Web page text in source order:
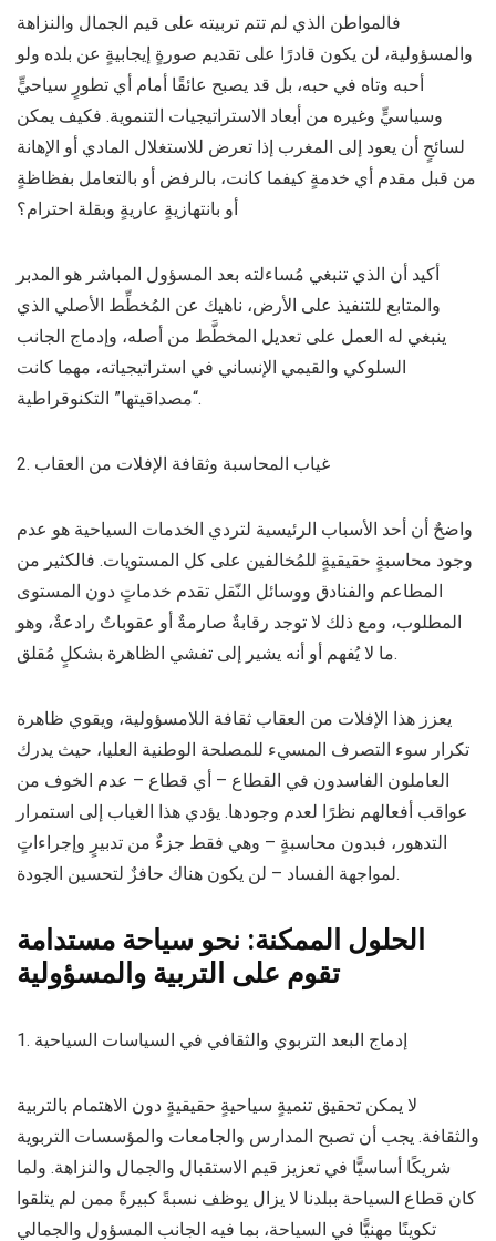
فالمواطن الذي لم تتم تربيته على قيم الجمال والنزاهة
والمسؤولية، لن يكون قادرًا على تقديم صورةٍ إيجابيةٍ عن بلده ولو
أحبه وتاه في حبه، بل قد يصبح عائقًا أمام أي تطورٍ سياحيٍّ
وسياسيٍّ وغيره من أبعاد الاستراتيجيات التنموية. فكيف يمكن
لسائحٍ أن يعود إلى المغرب إذا تعرض للاستغلال المادي أو الإهانة
من قبل مقدم أي خدمةٍ كيفما كانت، بالرفض أو بالتعامل بفظاظةٍ
أو بانتهازيةٍ عاريةٍ وبقلة احترام؟
أكيد أن الذي تنبغي مُساءلته بعد المسؤول المباشر هو المدبر
والمتابع للتنفيذ على الأرض، ناهيك عن المُخطِّط الأصلي الذي
ينبغي له العمل على تعديل المخطَّط من أصله، وإدماج الجانب
السلوكي والقيمي الإنساني في استراتيجياته، مهما كانت
“مصداقيتها” التكنوقراطية.
2. غياب المحاسبة وثقافة الإفلات من العقاب
واضحٌ أن أحد الأسباب الرئيسية لتردي الخدمات السياحية هو عدم
وجود محاسبةٍ حقيقيةٍ للمُخالفين على كل المستويات. فالكثير من
المطاعم والفنادق ووسائل النّقل تقدم خدماتٍ دون المستوى
المطلوب، ومع ذلك لا توجد رقابةٌ صارمةٌ أو عقوباتٌ رادعةٌ، وهو
ما لا يُفهم أو أنه يشير إلى تفشي الظاهرة بشكلٍ مُقلق.
يعزز هذا الإفلات من العقاب ثقافة اللامسؤولية، ويقوي ظاهرة
تكرار سوء التصرف المسيء للمصلحة الوطنية العليا، حيث يدرك
العاملون الفاسدون في القطاع – أي قطاع – عدم الخوف من
عواقب أفعالهم نظرًا لعدم وجودها. يؤدي هذا الغياب إلى استمرار
التدهور، فبدون محاسبةٍ – وهي فقط جزءٌ من تدبيرٍ وإجراءاتٍ
لمواجهة الفساد – لن يكون هناك حافزٌ لتحسين الجودة.
الحلول الممكنة: نحو سياحة مستدامة
تقوم على التربية والمسؤولية
1. إدماج البعد التربوي والثقافي في السياسات السياحية
لا يمكن تحقيق تنميةٍ سياحيةٍ حقيقيةٍ دون الاهتمام بالتربية
والثقافة. يجب أن تصبح المدارس والجامعات والمؤسسات التربوية
شريكًا أساسيًّا في تعزيز قيم الاستقبال والجمال والنزاهة. ولما
كان قطاع السياحة ببلدنا لا يزال يوظف نسبةً كبيرةً ممن لم يتلقوا
تكوينًا مهنيًّا في السياحة، بما فيه الجانب المسؤول والجمالي